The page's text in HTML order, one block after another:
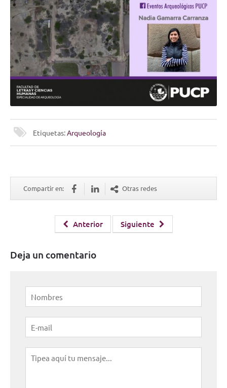
Etiquetas:Arqueología
Compartir en: Otras redes
Anterior Siguiente
Deja un comentario